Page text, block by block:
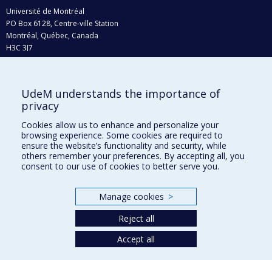
Université de Montréal
PO Box 6128, Centre-ville Station
Montréal, Québec, Canada
H3C 3J7
Who does what?
Find us
Site map
Accessibility
UdeM understands the importance of
privacy
Cookies allow us to enhance and personalize your
browsing experience. Some cookies are required to
ensure the website’s functionality and security, while
others remember your preferences. By accepting all, you
consent to our use of cookies to better serve you.
Manage cookies >
Reject all
Accept all